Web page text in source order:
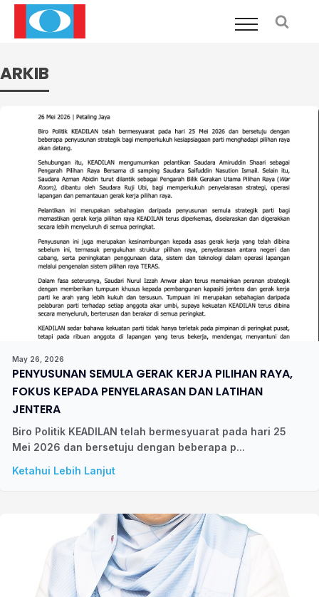
ARKIB
May 26, 2026
PENYUSUNAN SEMULA GERAK KERJA PILIHAN RAYA,
FOKUS KEPADA PENYELARASAN DAN LATIHAN
JENTERA
Biro Politik KEADILAN telah bermesyuarat pada hari 25
Mei 2026 dan bersetuju dengan beberapa p...
Ketahui Lebih Lanjut